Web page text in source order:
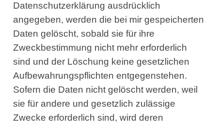
Datenschutzerklärung ausdrücklich
angegeben, werden die bei mir gespeicherten
Daten gelöscht, sobald sie für ihre
Zweckbestimmung nicht mehr erforderlich
sind und der Löschung keine gesetzlichen
Aufbewahrungspflichten entgegenstehen.
Sofern die Daten nicht gelöscht werden, weil
sie für andere und gesetzlich zulässige
Zwecke erforderlich sind, wird deren